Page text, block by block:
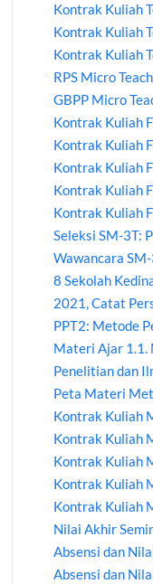
Kontrak Kuliah
Kontrak Kuliah
Kontrak Kuliah
RPS Micro
GBPP Micro
Kontrak Kuliah
Kontrak Kuliah
Kontrak Kuliah
Kontrak Kuliah
Kontrak Kuliah
Seleksi SM-3T:
Wawancara
8 Sekolah
2021, Catat
PPT2: Metode
Materi Ajar 1.1.
Penelitian dan
Peta Materi
Kontrak Kuliah
Kontrak Kuliah
Kontrak Kuliah
Kontrak Kuliah
Kontrak Kuliah
Nilai Akhir
Absensi dan
Absensi dan